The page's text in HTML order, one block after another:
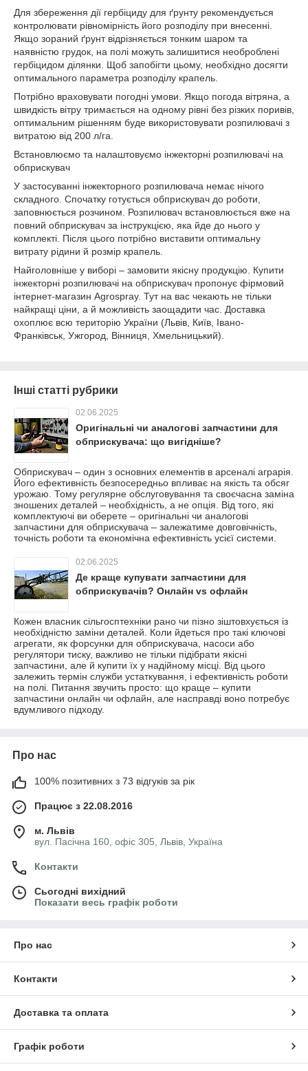
Для збереження дії гербіциду для ґрунту рекомендується
контролювати рівномірність його розподілу при внесенні.
Якщо зораний ґрунт відрізняється тонким шаром та
наявністю грудок, на полі можуть залишитися необроблені
гербіцидом ділянки. Щоб запобігти цьому, необхідно досягти
оптимального параметра розподілу крапель.
Потрібно враховувати погодні умови. Якщо погода вітряна, а
швидкість вітру тримається на одному рівні без різких поривів,
оптимальним рішенням буде використовувати розпилювачі з
витратою від 200 л/га.
Встановлюємо та налаштовуємо інжекторні розпилювачі на
обприскувач
У застосуванні інжекторного розпилювача немає нічого
складного. Спочатку готується обприскувач до роботи,
заповнюється розчином. Розпилювач встановлюється вже на
повний обприскувач за інструкцією, яка йде до нього у
комплекті. Після цього потрібно виставити оптимальну
витрату рідини й розмір крапель.
Найголовніше у виборі – замовити якісну продукцію. Купити
інжекторні розпилювачі на обприскувач пропонує фірмовий
інтернет-магазин Agrospray. Тут на вас чекають не тільки
найкращі ціни, а й можливість заощадити час. Доставка
охоплює всю територію України (Львів, Київ, Івано-
Франківськ, Ужгород, Вінниця, Хмельницький).
Інші статті рубрики
02.06.2025
Оригінальні чи аналогові запчастини для
обприскувача: що вигідніше?
Обприскувач – один з основних елементів в арсеналі аграрія.
Його ефективність безпосередньо впливає на якість та обсяг
урожаю. Тому регулярне обслуговування та своєчасна заміна
зношених деталей – необхідність, а не опція. Від того, які
комплектуючі ви оберете – оригінальні чи аналогові
запчастини для обприскувача – залежатиме довговічність,
точність роботи та економічна ефективність усієї системи.
02.06.2025
Де краще купувати запчастини для
обприскувачів? Онлайн vs офлайн
Кожен власник сільгосптехніки рано чи пізно зіштовхується із
необхідністю заміни деталей. Коли йдеться про такі ключові
агрегати, як форсунки для обприскувача, насоси або
регулятори тиску, важливо не тільки підібрати якісні
запчастини, але й купити їх у надійному місці. Від цього
залежить термін служби устаткування, і ефективність роботи
на полі. Питання звучить просто: що краще – купити
запчастини онлайн чи офлайн, але насправді воно потребує
вдумливого підходу.
Про нас
100% позитивних з 73 відгуків за рік
Працює з 22.08.2016
м. Львів
вул. Пасічна 160, офіс 305, Львів, Україна
Контакти
Сьогодні вихідний
Показати весь графік роботи
Про нас
Контакти
Доставка та оплата
Графік роботи